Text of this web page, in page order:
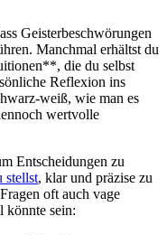
Geisterbeschwörungen
Manchmal erhältst du
die du selbst
Reflexion ins
weiß, wie man es
wertvolle
Entscheidungen zu
stellst, klar und präzise zu
oft auch vage
könnte sein: